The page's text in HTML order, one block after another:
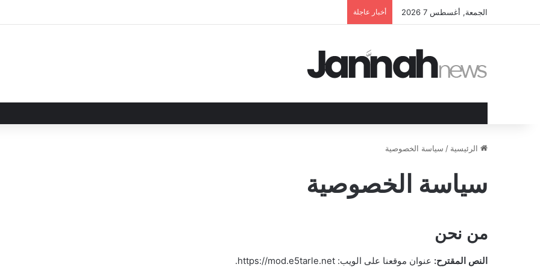
الجمعة, أغسطس 7 2026 أخبار عاجلة
الرئيسية / سياسة الخصوصية
سياسة الخصوصية
من نحن
النص المقترح: عنوان موقعنا على الويب: https://mod.e5tarle.net.